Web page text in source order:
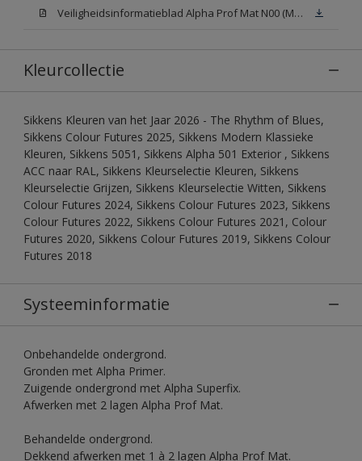
Veiligheidsinformatieblad Alpha Prof Mat N00 (MSDS)
Kleurcollectie
Sikkens Kleuren van het Jaar 2026 - The Rhythm of Blues,
Sikkens Colour Futures 2025, Sikkens Modern Klassieke
Kleuren, Sikkens 5051, Sikkens Alpha 501 Exterior , Sikkens
ACC naar RAL, Sikkens Kleurselectie Kleuren, Sikkens
Kleurselectie Grijzen, Sikkens Kleurselectie Witten, Sikkens
Colour Futures 2024, Sikkens Colour Futures 2023, Sikkens
Colour Futures 2022, Sikkens Colour Futures 2021, Colour
Futures 2020, Sikkens Colour Futures 2019, Sikkens Colour
Futures 2018
Systeeminformatie
Onbehandelde ondergrond.
Gronden met Alpha Primer.
Zuigende ondergrond met Alpha Superfix.
Afwerken met 2 lagen Alpha Prof Mat.
Behandelde ondergrond.
Dekkend afwerken met 1 à 2 lagen Alpha Prof Mat.